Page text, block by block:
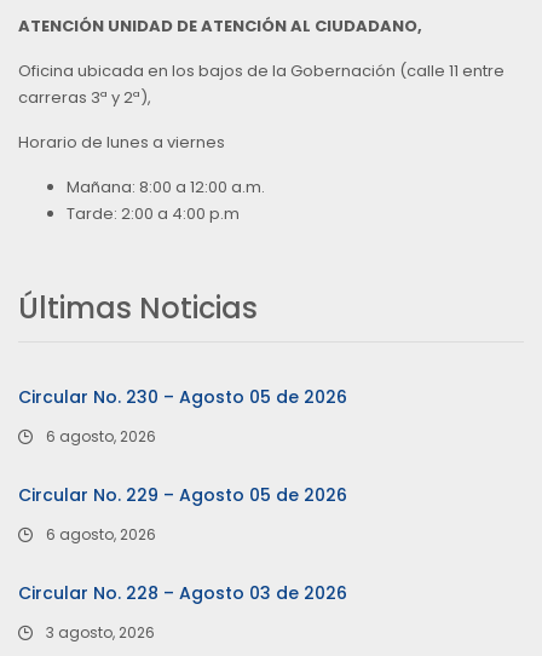
ATENCIÓN UNIDAD DE ATENCIÓN AL CIUDADANO,
Oficina ubicada en los bajos de la Gobernación (calle 11 entre
carreras 3ª y 2ª),
Horario de lunes a viernes
Mañana: 8:00 a 12:00 a.m.
Tarde: 2:00 a 4:00 p.m
Últimas Noticias
Circular No. 230 – Agosto 05 de 2026
6 agosto, 2026
Circular No. 229 – Agosto 05 de 2026
6 agosto, 2026
Circular No. 228 – Agosto 03 de 2026
3 agosto, 2026